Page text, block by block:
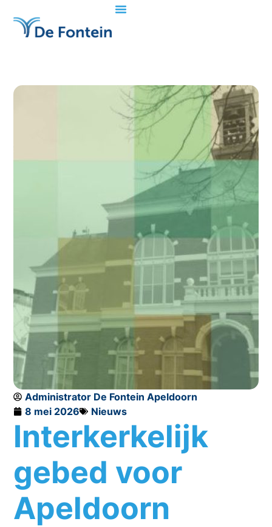
Administrator De Fontein Apeldoorn
8 mei 2026
Nieuws
Interkerkelijk
gebed voor
Apeldoorn